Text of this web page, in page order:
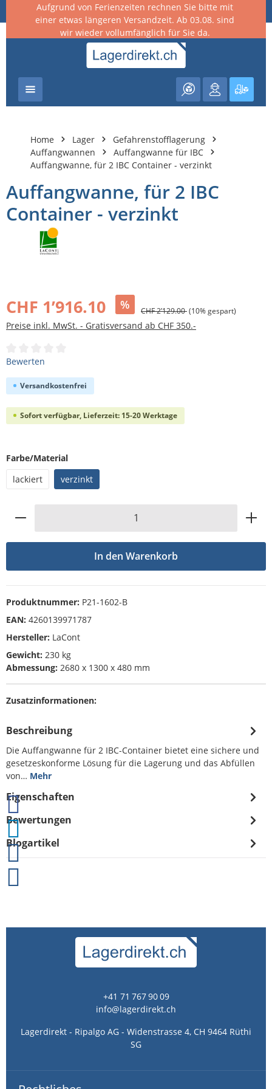
springen
Aufgrund von Ferienzeiten rechnen Sie bitte mit
einer etwas längeren Versandzeit. Ab 03.08. sind
wir wieder vollumfänglich für Sie da.
Home Lager
Gefahrenstofflagerung
Auffangwannen
Auffangwanne für IBC
Auffangwanne, für 2 IBC Container - verzinkt
Auffangwanne, für 2 IBC
Container - verzinkt
CHF 1’916.10 % CHF 2’129.00(10% gespart)
Preise inkl. MwSt. - Gratisversand ab CHF 350.-
Durchschnittliche Bewertung von 0 von 5 Sternen
Bewerten
Versandkostenfrei
Sofort verfügbar, Lieferzeit: 15-20 Werktage
Farbe/Materialauswählen
lackiert
verzinkt
Produkt Anzahl: Gib den gewünschten
In den Warenkorb
Produktnummer: P21-1602-B
EAN: 4260139971787
Hersteller: LaCont
Gewicht: 230 kg
Abmessung: 2680 x 1300 x 480 mm
Zusatzinformationen:
Beschreibung
Die Auffangwanne für 2 IBC-Container bietet eine sichere und
gesetzeskonforme Lösung für die Lagerung und das Abfüllen
von… Mehr
Eigenschaften
Bewertungen
Blogartikel
+41 71 767 90 09
info@lagerdirekt.ch
Lagerdirekt - Ripalgo AG - Widenstrasse 4, CH 9464 Rüthi
SG